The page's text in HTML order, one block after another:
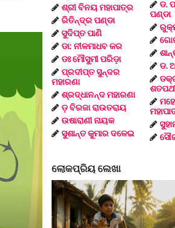
ଶ୍ରୀ ବିନୟ ମହାପାତ୍ର
ରିତିନ୍ଦ୍ର ପଣ୍ଡା
ସୁଦିପ୍ତ ପାଣି
ଡା: ନୀଳମାଧବ କର
ଡଃ ମୌସୁମୀ ପରିଡ଼ା
ପ୍ରଦୀପ୍ତ ସୁନ୍ଦର
ମହାରଣା
ଶ୍ରଦ୍ଧାନନ୍ଦ ମହାରଣା
ଡ଼ ବିରଜା ରାଉତରାୟ
ଉଷାରାଣୀ ନାୟକ
ସୁଶାନ୍ତ କୁମାର ଦଳେଇ
ଡ.
ପଣ୍ଡା
ଡ.
ଲୋକପ୍ରିୟ ଲେଖା